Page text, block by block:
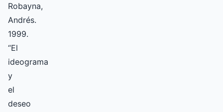
Robayna,
Andrés.
1999.
“El
ideograma
y
el
deseo